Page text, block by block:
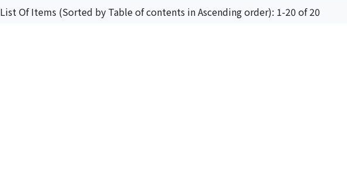
List Of Items (Sorted by Table of contents in Ascending order): 1-20 of 20